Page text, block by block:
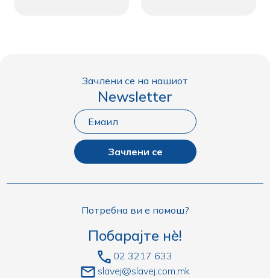
Зачлени се на нашиот
Newsletter
Зачлени се
Потребна ви е помош?
Побарајте нè!
02 3217 633
slavej@slavej.com.mk